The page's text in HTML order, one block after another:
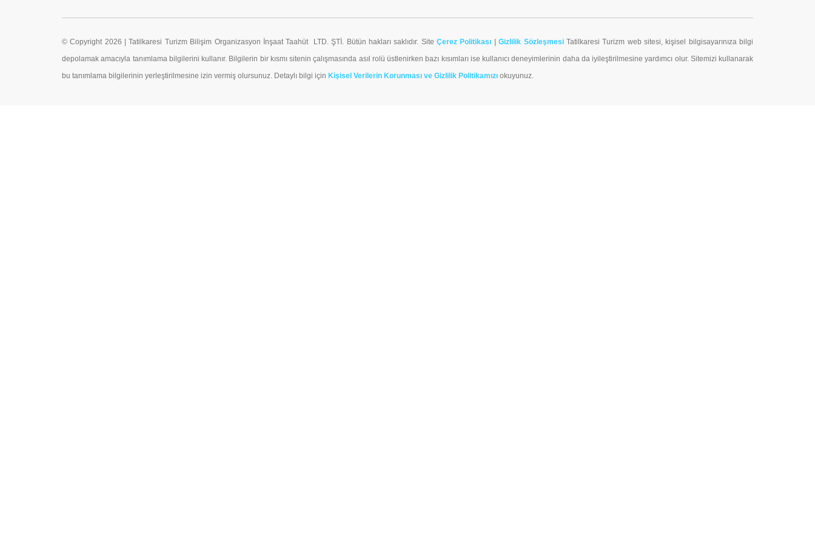
© Copyright 2026 | Tatilkaresi Turizm Bilişim Organizasyon İnşaat Taahüt LTD. ŞTİ. Bütün hakları saklıdır. SiteÇerez Politikası |Gizlilik SözleşmesiTatilkaresi Turizm web sitesi, kişisel bilgisayarınıza bilgi
depolamak amacıyla tanımlama bilgilerini kullanır. Bilgilerin bir kısmı sitenin çalışmasında asıl rolü üstlenirken bazı kısımları ise kullanıcı deneyimlerinin daha da iyileştirilmesine yardımcı olur. Sitemizi kullanarak
bu tanımlama bilgilerinin yerleştirilmesine izin vermiş olursunuz. Detaylı bilgi için Kişisel Verilerin Korunması ve Gizlilik Politikamızı okuyunuz.